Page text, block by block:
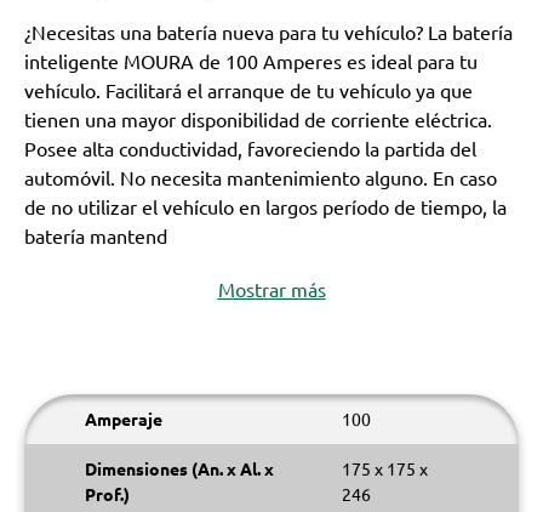
¿Necesitas una batería nueva para tu vehículo? La batería
inteligente MOURA de 100 Amperes es ideal para tu
vehículo. Facilitará el arranque de tu vehículo ya que
tienen una mayor disponibilidad de corriente eléctrica.
Posee alta conductividad, favoreciendo la partida del
automóvil. No necesita mantenimiento alguno. En caso
de no utilizar el vehículo en largos período de tiempo, la
batería mantend
Mostrar más
Amperaje 100
Dimensiones (An. x Al. x
Prof.)
175 x 175 x
246